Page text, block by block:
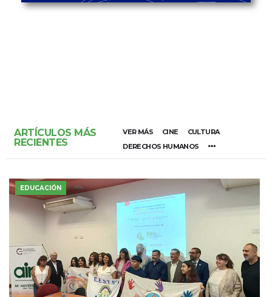
ARTÍCULOS MÁS
RECIENTES
VER MÁS CINE
CULTURA
DERECHOS HUMANOS
EDUCACIÓN